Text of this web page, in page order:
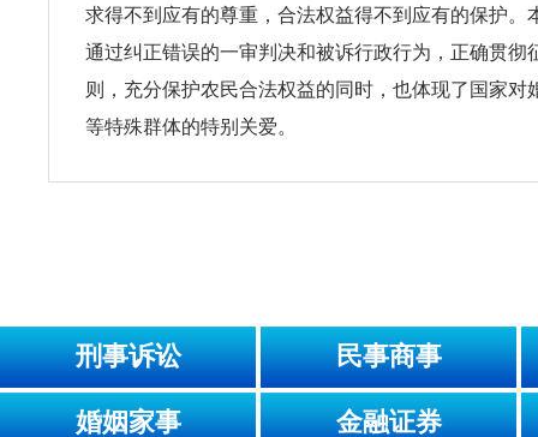
求得不到应有的尊重，合法权益得不到应有的保护。
通过纠正错误的一审判决和被诉行政行为，正确贯彻
则，充分保护农民合法权益的同时，也体现了国家对
等特殊群体的特别关爱。
刑事诉讼 民事商事
婚姻家事 金融证券